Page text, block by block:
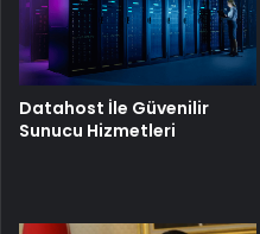
Datahost İle Güvenilir
Sunucu Hizmetleri